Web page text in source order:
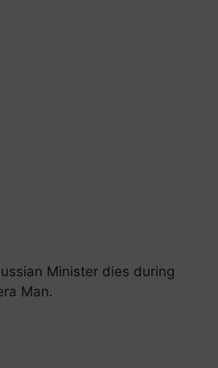
Minister dies during
Man.